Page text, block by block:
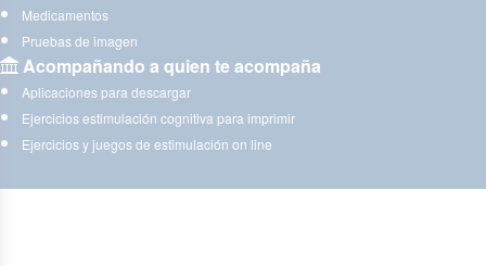
Medicamentos
Pruebas de imagen
Acompañando a quien te acompaña
Aplicaciones para descargar
Ejercicios estimulación cognitiva para imprimir
Ejercicios y juegos de estimulación on line